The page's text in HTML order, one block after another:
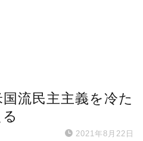
流民主主義を冷た
2021年8月22日